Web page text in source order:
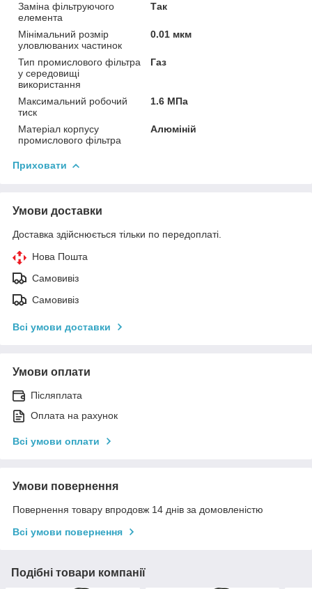
Заміна фільтруючого
елемента
Так
Мінімальний розмір
уловлюваних частинок
0.01 мкм
Тип промислового фільтра
у середовищі
використання
Газ
Максимальний робочий
тиск
1.6 МПа
Матеріал корпусу
промислового фільтра
Алюміній
Приховати
Умови доставки
Доставка здійснюється тільки по передоплаті.
Нова Пошта
Самовивіз
Самовивіз
Всі умови доставки
Умови оплати
Післяплата
Оплата на рахунок
Всі умови оплати
Умови повернення
Повернення товару впродовж 14 днів за домовленістю
Всі умови повернення
Подібні товари компанії